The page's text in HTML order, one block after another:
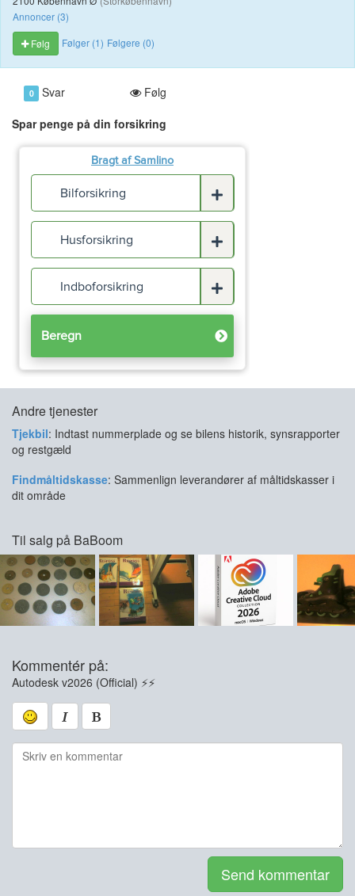
Annoncer (3)
Følg
Følger (1) Følgere (0)
0 Svar
Følg
Spar penge på din forsikring
Andre tjenester
Tjekbil: Indtast nummerplade og se bilens historik, synsrapporter
og restgæld
Findmåltidskasse: Sammenlign leverandører af måltidskasser i
dit område
Til salg på BaBoom
Kommentér på:
Autodesk v2026 (Official) ⚡️⚡️
Send kommentar